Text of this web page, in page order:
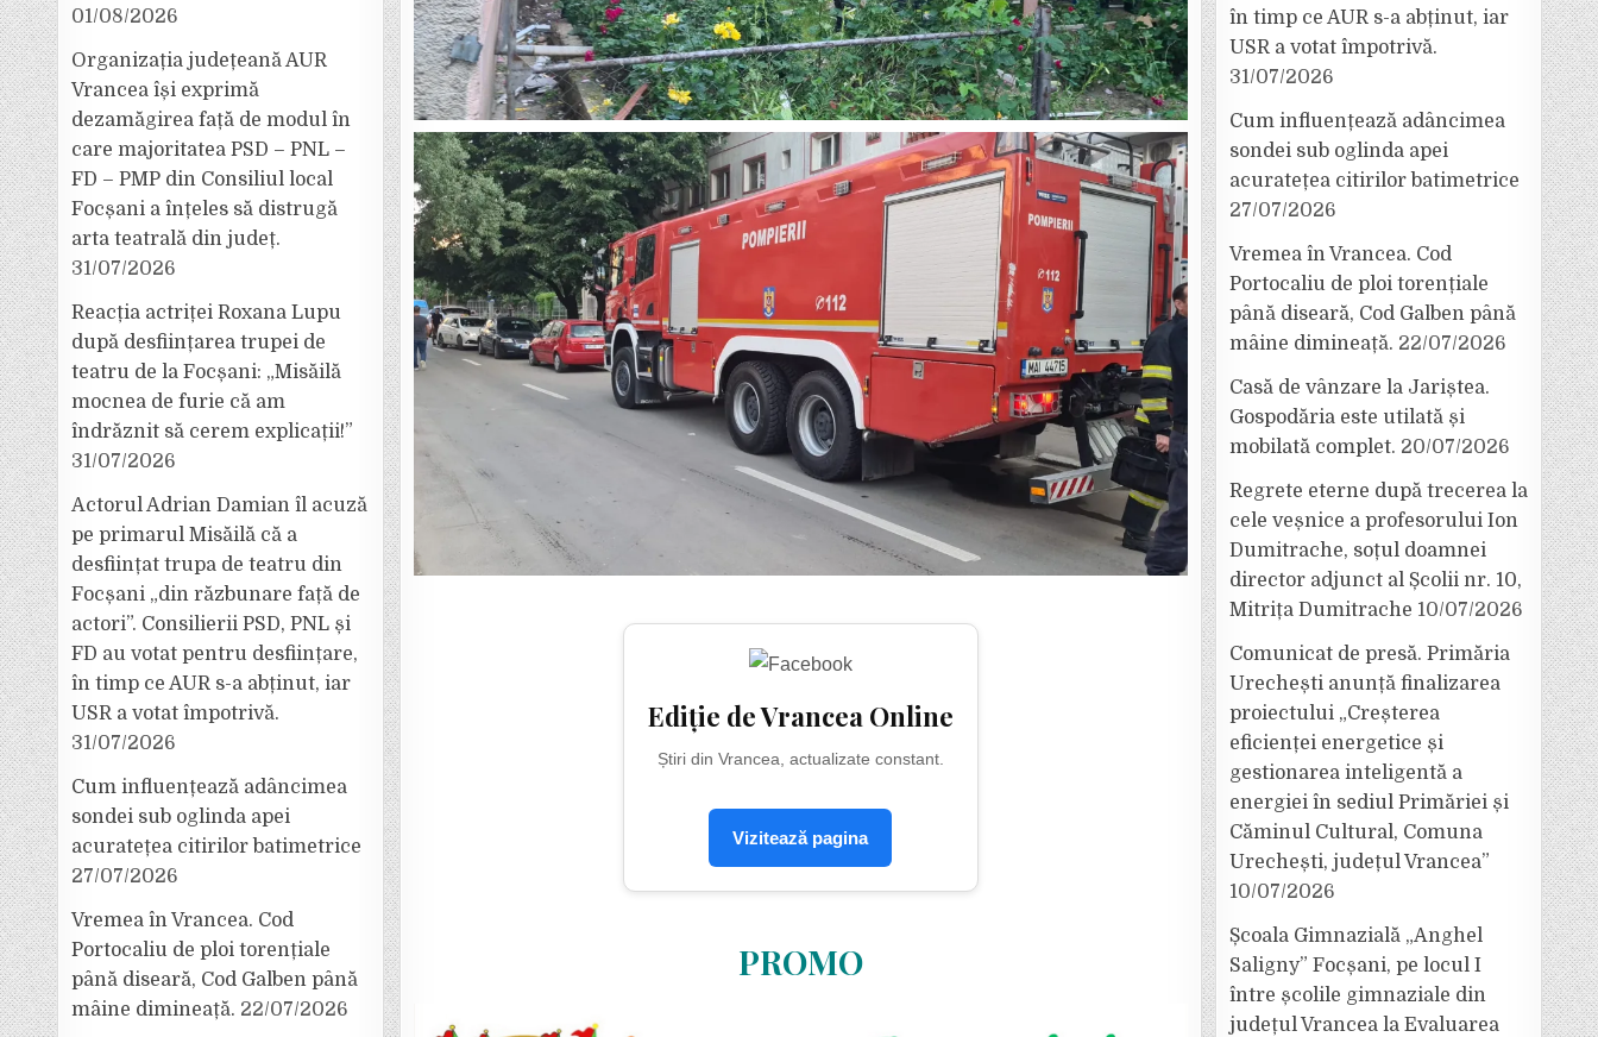
Ediție de Vrancea Online
Știri din Vrancea, actualizate constant.
Vizitează pagina
PROMO
01/08/2026
Organizația județeană AUR
Vrancea își exprimă
dezamăgirea față de modul în
care majoritatea PSD – PNL –
FD – PMP din Consiliul local
Focșani a înțeles să distrugă
arta teatrală din județ.
31/07/2026
Reacția actriței Roxana Lupu
după desființarea trupei de
teatru de la Focșani: „Misăilă
mocnea de furie că am
îndrăznit să cerem explicații!”
31/07/2026
Actorul Adrian Damian îl acuză
pe primarul Misăilă că a
desființat trupa de teatru din
Focșani „din răzbunare față de
actori”. Consilierii PSD, PNL și
FD au votat pentru desființare,
în timp ce AUR s-a abținut, iar
USR a votat împotrivă.
31/07/2026
Cum influențează adâncimea
sondei sub oglinda apei
acuratețea citirilor batimetrice
27/07/2026
Vremea în Vrancea. Cod
Portocaliu de ploi torențiale
până diseară, Cod Galben până
mâine dimineață. 22/07/2026
în timp ce AUR s-a abținut, iar
USR a votat împotrivă.
31/07/2026
Cum influențează adâncimea
sondei sub oglinda apei
acuratețea citirilor batimetrice
27/07/2026
Vremea în Vrancea. Cod
Portocaliu de ploi torențiale
până diseară, Cod Galben până
mâine dimineață. 22/07/2026
Casă de vânzare la Jariștea.
Gospodăria este utilată și
mobilată complet. 20/07/2026
Regrete eterne după trecerea la
cele veșnice a profesorului Ion
Dumitrache, soțul doamnei
director adjunct al Școlii nr. 10,
Mitrița Dumitrache 10/07/2026
Comunicat de presă. Primăria
Urechești anunță finalizarea
proiectului „Creșterea
eficienței energetice și
gestionarea inteligentă a
energiei în sediul Primăriei și
Căminul Cultural, Comuna
Urechești, județul Vrancea”
10/07/2026
Școala Gimnazială „Anghel
Saligny” Focșani, pe locul I
între școlile gimnaziale din
județul Vrancea la Evaluarea